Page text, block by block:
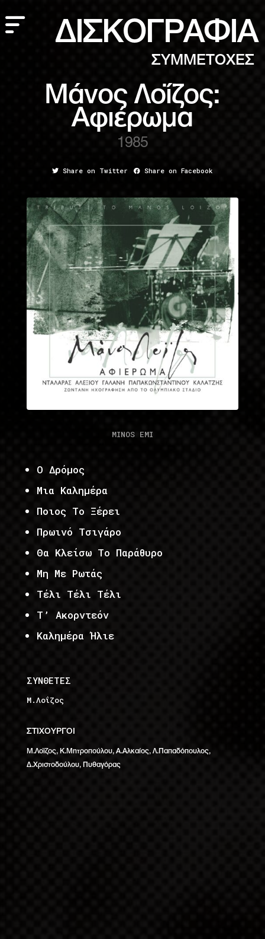
ΣΥΜΜΕΤΟΧΕΣ
ΔΙΣΚΟΓΡΑΦΙΑ
Μάνος Λοΐζος:
Αφιέρωμα
1985
Share on Twitter Share on Facebook
MINOS EMI
Ο Δρόμος
Μια Καλημέρα
Ποιος Το Ξέρει
Πρωινό Τσιγάρο
Θα Κλείσω Το Παράθυρο
Μη Με Ρωτάς
Τέλι Τέλι Τέλι
Τ’ Ακορντεόν
Καλημέρα Ήλιε
ΣΥΝΘΕΤΕΣ
Μ.Λοΐζος
ΣΤΙΧΟΥΡΓΟΙ
Μ.Λοΐζος, Κ.Μητροπούλου, Α.Αλκαίος, Λ.Παπαδόπουλος,
Δ.Χριστοδούλου, Πυθαγόρας